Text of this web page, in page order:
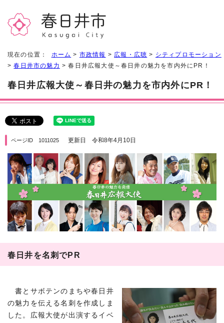
現在の位置： ホーム > 市政情報 > 広報・広聴 > シティプロモーション
>春日井市の魅力 > 春日井広報大使～春日井の魅力を市内外にPR！
春日井広報大使～春日井の魅力を市内外にPR！
ページID 1011025 更新日 令和8年4月10日
春日井を名刺でPR
書とサボテンのまちや春日井
の魅力を伝える名刺を作成しま
した。広報大使が出演するイベ